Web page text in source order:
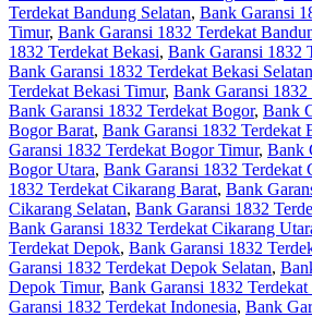
Terdekat Bandung Selatan, Bank Garansi
Timur, Bank Garansi 1832 Terdekat
1832 Terdekat Bekasi, Bank Garansi 1832
Bank Garansi 1832 Terdekat Bekasi Selatan
Terdekat Bekasi Timur, Bank Garansi
Bank Garansi 1832 Terdekat Bogor, Bank
Bogor Barat, Bank Garansi 1832 Terdekat
Garansi 1832 Terdekat Bogor Timur, Bank
Bogor Utara, Bank Garansi 1832 Terdekat
1832 Terdekat Cikarang Barat, Bank
Cikarang Selatan, Bank Garansi 1832
Bank Garansi 1832 Terdekat Cikarang
Terdekat Depok, Bank Garansi 1832
Garansi 1832 Terdekat Depok Selatan,
Depok Timur, Bank Garansi 1832
Garansi 1832 Terdekat Indonesia, Bank